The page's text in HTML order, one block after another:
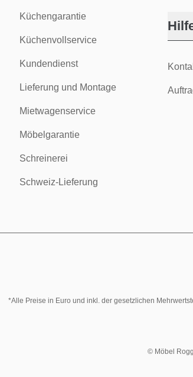
Küchengarantie
Küchenvollservice
Kundendienst
Lieferung und Montage
Mietwagenservice
Möbelgarantie
Schreinerei
Schweiz-Lieferung
*Alle Preise in Euro und inkl. der gesetzlichen
© Möbel